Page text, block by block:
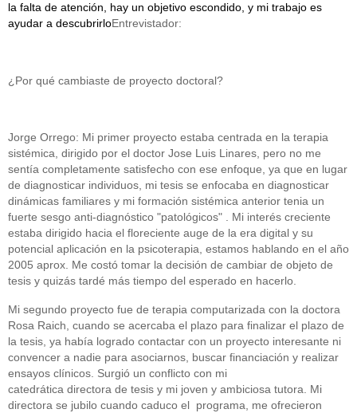
la falta de atención, hay un objetivo escondido, y mi trabajo es
ayudar a descubrirloEntrevistador:
¿Por qué cambiaste de proyecto doctoral?
Jorge Orrego: Mi primer proyecto estaba centrada en la terapia
sistémica, dirigido por el doctor Jose Luis Linares, pero no me
sentía completamente satisfecho con ese enfoque, ya que en lugar
de diagnosticar individuos, mi tesis se enfocaba en diagnosticar
dinámicas familiares y mi formación sistémica anterior tenia un
fuerte sesgo anti-diagnóstico "patológicos" . Mi interés creciente
estaba dirigido hacia el floreciente auge de la era digital y su
potencial aplicación en la psicoterapia, estamos hablando en el año
2005 aprox. Me costó tomar la decisión de cambiar de objeto de
tesis y quizás tardé más tiempo del esperado en hacerlo.
Mi segundo proyecto fue de terapia computarizada con la doctora
Rosa Raich, cuando se acercaba el plazo para finalizar el plazo de
la tesis, ya había logrado contactar con un proyecto interesante ni
convencer a nadie para asociarnos, buscar financiación y realizar
ensayos clínicos. Surgió un conflicto con mi
catedrática directora de tesis y mi joven y ambiciosa tutora. Mi
directora se jubilo cuando caduco el programa, me ofrecieron